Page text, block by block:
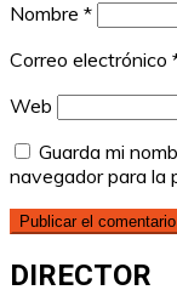
Nombre *
Correo electrónico
Web
Guarda mi
navegador para la
DIRECTOR